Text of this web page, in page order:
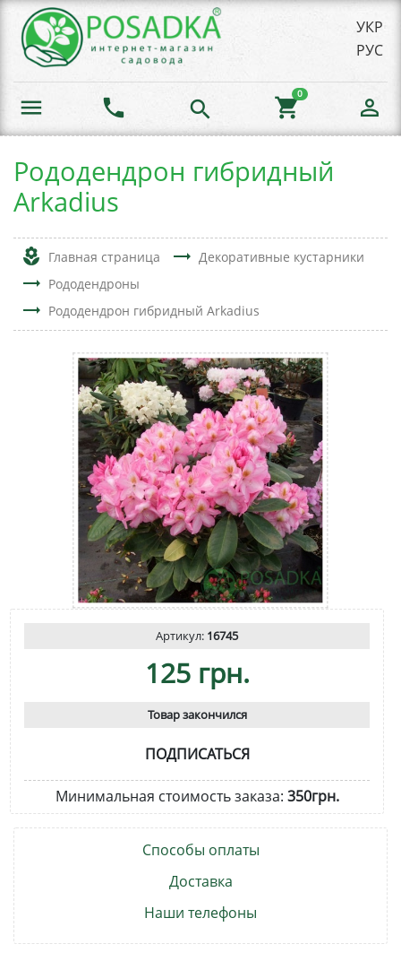
УКР
РУС
menu phone search shopping_cart
0
person_outline
Рододендрон гибридный
Arkadius
local_florist Главная страница trending_flat Декоративные кустарники
trending_flat Рододендроны
trending_flat Рододендрон гибридный Arkadius
Артикул: 16745
125 грн.
Товар закончился
ПОДПИСАТЬСЯ
Минимальная стоимость заказа: 350грн.
Способы оплаты
Доставка
Наши телефоны